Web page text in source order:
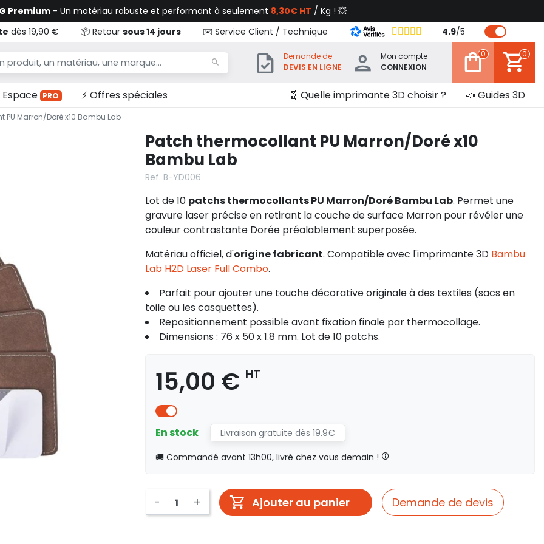
Premium - Un matériau robuste et performant à seulement 8,30€ HT / Kg ! 💥
dès 19,90 € 📦 Retour sous 14 jours ✉️ Service Client / Technique 4.9/5
Demande de
DEVIS EN LIGNE
Mon compte
CONNEXION
0 0
Espace PRO ⚡ Offres spéciales 🧬 Quelle imprimante 3D choisir ? 📣 Guides 3D
Marron/Doré x10 Bambu Lab
Patch thermocollant PU Marron/Doré x10
Bambu Lab
Ref. B-YD006
Lot de 10 patchs thermocollants PU Marron/Doré Bambu Lab. Permet une
gravure laser précise en retirant la couche de surface Marron pour révéler une
couleur contrastante Dorée préalablement superposée.
Matériau officiel, d'origine fabricant. Compatible avec l'imprimante 3D Bambu
Lab H2D Laser Full Combo.
Parfait pour ajouter une touche décorative originale à des textiles (sacs en
toile ou les casquettes).
Repositionnement possible avant fixation finale par thermocollage.
Dimensions : 76 x 50 x 1.8 mm. Lot de 10 patchs.
15,00 € HT
En stock
Livraison gratuite dès 19.9€
🚚 Commandé avant 13h00, livré chez vous demain !
- + Ajouter au panier Demande de devis